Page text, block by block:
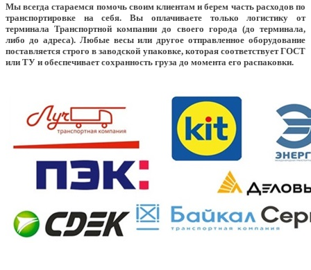
Мы всегда стараемся помочь своим клиентам и берем часть расходов по
транспортировке на себя. Вы оплачиваете только логистику от
терминала Транспортной компании до своего города (до терминала,
либо до адреса). Любые весы или другое отправленное оборудование
поставляется строго в заводской упаковке, которая соответствует ГОСТ
или ТУ и обеспечивает сохранность груза до момента его распаковки.